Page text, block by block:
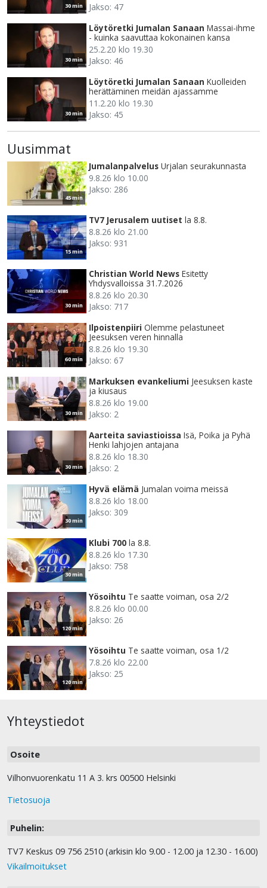
30 min
Jakso: 47
30 min
Löytöretki Jumalan Sanaan Massai-ihme
- kuinka saavuttaa kokonainen kansa
25.2.20 klo 19.30
Jakso: 46
30 min
Löytöretki Jumalan Sanaan Kuolleiden
herättäminen meidän ajassamme
11.2.20 klo 19.30
Jakso: 45
Uusimmat
45 min
Jumalanpalvelus Urjalan seurakunnasta
9.8.26 klo 10.00
Jakso: 286
15 min
TV7 Jerusalem uutiset la 8.8.
8.8.26 klo 21.00
Jakso: 931
30 min
Christian World News Esitetty
Yhdysvalloissa 31.7.2026
8.8.26 klo 20.30
Jakso: 717
60 min
Ilpoistenpiiri Olemme pelastuneet
Jeesuksen veren hinnalla
8.8.26 klo 19.30
Jakso: 67
30 min
Markuksen evankeliumi Jeesuksen kaste
ja kiusaus
8.8.26 klo 19.00
Jakso: 2
30 min
Aarteita saviastioissa Isä, Poika ja Pyhä
Henki lahjojen antajana
8.8.26 klo 18.30
Jakso: 2
30 min
Hyvä elämä Jumalan voima meissä
8.8.26 klo 18.00
Jakso: 309
30 min
Klubi 700 la 8.8.
8.8.26 klo 17.30
Jakso: 758
120 min
Yösoihtu Te saatte voiman, osa 2/2
8.8.26 klo 00.00
Jakso: 26
120 min
Yösoihtu Te saatte voiman, osa 1/2
7.8.26 klo 22.00
Jakso: 25
Yhteystiedot
Osoite
Vilhonvuorenkatu 11 A 3. krs 00500 Helsinki
Tietosuoja
Puhelin:
TV7 Keskus 09 756 2510 (arkisin klo 9.00 - 12.00 ja 12.30 - 16.00)
Vikailmoitukset